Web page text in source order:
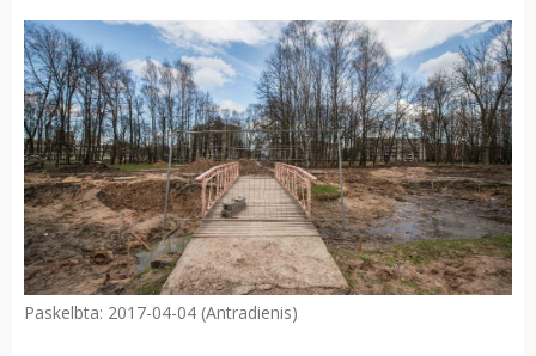
Paskelbta: 2017-04-04 (Antradienis)